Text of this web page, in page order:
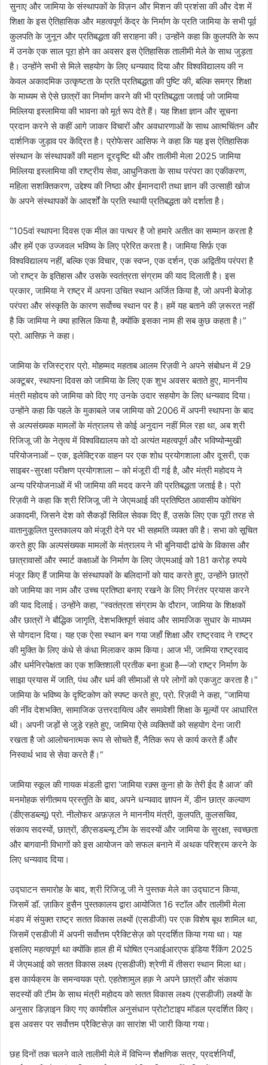
सुनाए और जामिया के संस्थापकों के विज़न और मिशन की प्रशंसा की और देश में
शिक्षा के इस ऐतिहासिक और महत्वपूर्ण केंद्र के निर्माण के प्रति जामिया के सभी पूर्व
कुलपति के जुनून और प्रतिबद्धता की सराहना की। उन्होंने कहा कि कुलपति के रूप
में उनके एक साल पूरा होने का अवसर इस ऐतिहासिक तालीमी मेले के साथ जुड़ता
है। उन्होंने सभी से मिले सहयोग के लिए धन्यवाद दिया और विश्वविद्यालय की न
केवल अकादमिक उत्कृष्टता के प्रति प्रतिबद्धता की पुष्टि की, बल्कि समग्र शिक्षा
के माध्यम से ऐसे छात्रों का निर्माण करने की भी प्रतिबद्धता जताई जो जामिया
मिल्लिया इस्लामिया की भावना को मूर्त रूप देते हैं। यह शिक्षा ज्ञान और सूचना
प्रदान करने से कहीं आगे जाकर विचारों और अवधारणाओं के साथ आत्मचिंतन और
दार्शनिक जुड़ाव पर केंद्रित है। प्रोफेसर आसिफ ने कहा कि यह इस ऐतिहासिक
संस्थान के संस्थापकों की महान दूरदृष्टि थी और तालीमी मेला 2025 जामिया
मिल्लिया इस्लामिया की राष्ट्रीय सेवा, आधुनिकता के साथ परंपरा का एकीकरण,
महिला सशक्तिकरण, उद्देश्य की निष्ठा और ईमानदारी तथा ज्ञान की उत्साही खोज
के अपने संस्थापकों के आदर्शों के प्रति स्थायी प्रतिबद्धता को दर्शाता है।
“105वां स्थापना दिवस एक मील का पत्थर है जो हमारे अतीत का सम्मान करता है
और हमें एक उज्जवल भविष्य के लिए प्रेरित करता है। जामिया सिर्फ़ एक
विश्वविद्यालय नहीं, बल्कि एक विचार, एक स्वप्न, एक दर्शन, एक अद्वितीय परंपरा है
जो राष्ट्र के इतिहास और उसके स्वतंत्रता संग्राम की याद दिलाती है। इस
प्रकार, जामिया ने राष्ट्र में अपना उचित स्थान अर्जित किया है, जो अपनी बेजोड़
परंपरा और संस्कृति के कारण सर्वोच्च स्थान पर है। हमें यह बताने की ज़रूरत नहीं
है कि जामिया ने क्या हासिल किया है, क्योंकि इसका नाम ही सब कुछ कहता है।”
प्रो. आसिफ़ ने कहा।
जामिया के रजिस्ट्रार प्रो. मोहम्मद महताब आलम रिज़वी ने अपने संबोधन में 29
अक्टूबर, स्थापना दिवस को जामिया के लिए एक शुभ अवसर बताते हुए, माननीय
मंत्री महोदय को जामिया को दिए गए उनके उदार सहयोग के लिए धन्यवाद दिया।
उन्होंने कहा कि पहले के मुकाबले जब जामिया को 2006 में अपनी स्थापना के बाद
से अल्पसंख्यक मामलों के मंत्रालय से कोई अनुदान नहीं मिल रहा था, अब श्री
रिजिजू जी के नेतृत्व में विश्वविद्यालय को दो अत्यंत महत्वपूर्ण और भविष्योन्मुखी
परियोजनाओं – एक, इलेक्ट्रिक वाहन पर एक शोध प्रयोगशाला और दूसरी, एक
साइबर-सुरक्षा परीक्षण प्रयोगशाला – को मंजूरी दी गई है, और मंत्री महोदय ने
अन्य परियोजनाओं में भी जामिया की मदद करने की प्रतिबद्धता जताई है। प्रो
रिज़वी ने कहा कि श्री रिजिजू जी ने जेएमआई की प्रतिष्ठित आवासीय कोचिंग
अकादमी, जिसने देश को सैकड़ों सिविल सेवक दिए हैं, उसके लिए एक पूरी तरह से
वातानुकूलित पुस्तकालय को मंजूरी देने पर भी सहमति व्यक्त की है। सभा को सूचित
करते हुए कि अल्पसंख्यक मामलों के मंत्रालय ने भी बुनियादी ढांचे के विकास और
छात्रावासों और स्मार्ट कक्षाओं के निर्माण के लिए जेएमआई को 181 करोड़ रुपये
मंजूर किए हैं जामिया के संस्थापकों के बलिदानों को याद करते हुए, उन्होंने छात्रों
को जामिया का नाम और उच्च प्रतिष्ठा बनाए रखने के लिए निरंतर प्रयास करने
की याद दिलाई। उन्होंने कहा, “स्वतंत्रता संग्राम के दौरान, जामिया के शिक्षकों
और छात्रों ने बौद्धिक जागृति, देशभक्तिपूर्ण संवाद और सामाजिक सुधार के माध्यम
से योगदान दिया। यह एक ऐसा स्थान बन गया जहाँ शिक्षा और राष्ट्रवाद ने राष्ट्र
की मुक्ति के लिए कंधे से कंधा मिलाकर काम किया। आज भी, जामिया राष्ट्रवाद
और धर्मनिरपेक्षता का एक शक्तिशाली प्रतीक बना हुआ है—जो राष्ट्र निर्माण के
साझा प्रयास में जाति, पंथ और धर्म की सीमाओं से परे लोगों को एकजुट करता है।”
जामिया के भविष्य के दृष्टिकोण को स्पष्ट करते हुए, प्रो. रिज़वी ने कहा, “जामिया
की नींव देशभक्ति, सामाजिक उत्तरदायित्व और समावेशी शिक्षा के मूल्यों पर आधारित
थी। अपनी जड़ों से जुड़े रहते हुए, जामिया ऐसे व्यक्तियों को सहयोग देना जारी
रखता है जो आलोचनात्मक रूप से सोचते हैं, नैतिक रूप से कार्य करते हैं और
निस्वार्थ भाव से सेवा करते हैं।”
जामिया स्कूल की गायक मंडली द्वारा ‘जामिया रक़्स कुना हो के तेरी ईद है आज’ की
मनमोहक संगीतमय प्रस्तुति के बाद, अपने धन्यवाद ज्ञापन में, डीन छात्र कल्याण
(डीएसडब्ल्यू) प्रो. नीलोफर अफ़ज़ल ने माननीय मंत्री, कुलपति, कुलसचिव,
संकाय सदस्यों, छात्रों, डीएसडब्ल्यू टीम के सदस्यों और जामिया के सुरक्षा, स्वच्छता
और बागवानी विभागों को इस आयोजन को सफल बनाने में अथक परिश्रम करने के
लिए धन्यवाद दिया।
उद्घाटन समारोह के बाद, श्री रिजिजू जी ने पुस्तक मेले का उद्घाटन किया,
जिसमें डॉ. ज़ाकिर हुसैन पुस्तकालय द्वारा आयोजित 16 स्टॉल और तालीमी मेला
मंडप में संयुक्त राष्ट्र सतत विकास लक्ष्यों (एसडीजी) पर एक विशेष बूथ शामिल था,
जिसमें एसडीजी में अपनी सर्वोत्तम प्रैक्टिसेज़ को प्रदर्शित किया गया था। यह
इसलिए महत्वपूर्ण था क्योंकि हाल ही में घोषित एनआईआरएफ इंडिया रैंकिंग 2025
में जेएमआई को सतत विकास लक्ष्य (एसडीजी) श्रेणी में तीसरा स्थान मिला था।
इस कार्यक्रम के समन्वयक प्रो. एहतेशामुल हक़ ने अपने छात्रों और संकाय
सदस्यों की टीम के साथ मंत्री महोदय को सतत विकास लक्ष्य (एसडीजी) लक्ष्यों के
अनुसार डिज़ाइन किए गए कार्यशील अनुसंधान प्रोटोटाइप मॉडल प्रदर्शित किए।
इस अवसर पर सर्वोत्तम प्रैक्टिसेज़ का सारांश भी जारी किया गया।
छह दिनों तक चलने वाले तालीमी मेले में विभिन्न शैक्षणिक सत्र, प्रदर्शनियाँ,